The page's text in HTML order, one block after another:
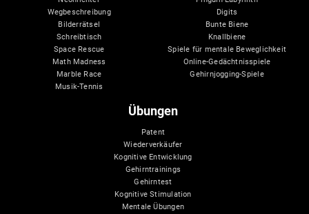
Wegbeschreibung
Bilderrätsel
Schreibtisch
Space Rescue
Math Madness
Marble Race
Musik-Tennis
Digits
Bunte Biene
Knallbiene
Spiele für mentale Beweglichkeit
Online-Gedächtnisspiele
Gehirnjogging-Spiele
Übungen
Patent
Wiederverkäufer
Kognitive Entwicklung
Gehirntrainings
Gehirntest
Kognitive Stimulation
Mentale Übungen